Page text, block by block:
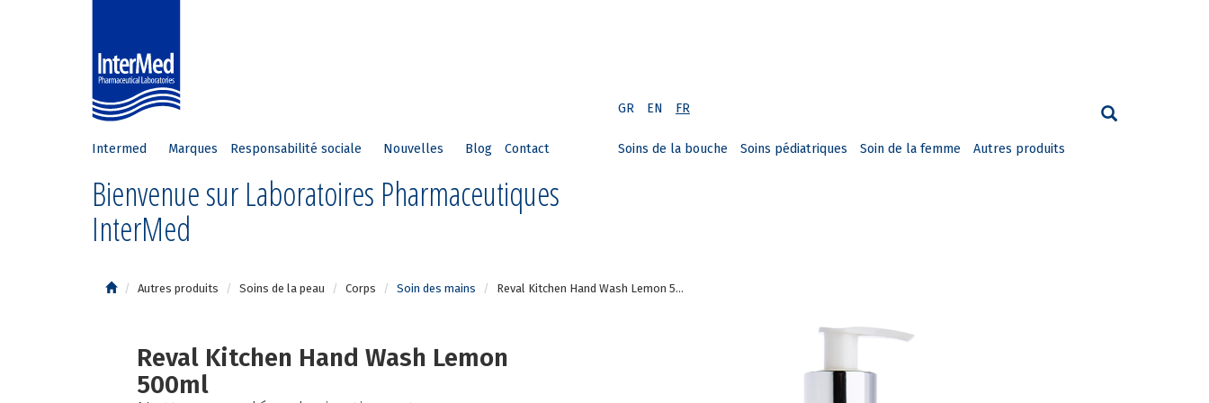
GR EN FR
Intermed Marques Responsabilité sociale Nouvelles Blog Contact
Bienvenue sur Laboratoires Pharmaceutiques
InterMed
Soins de la bouche Soins pédiatriques Soin de la femme Autres produits
Autres produits Soins de la peau Corps Soin des mains Reval Kitchen Hand Wash Lemon 5...
Reval Kitchen Hand Wash Lemon
500ml